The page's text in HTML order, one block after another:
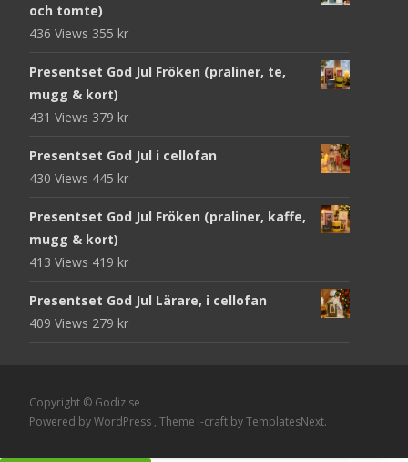
och tomte)
436 Views 355 kr
Presentset God Jul Fröken (praliner, te,
mugg & kort)
431 Views 379 kr
Presentset God Jul i cellofan
430 Views 445 kr
Presentset God Jul Fröken (praliner, kaffe,
mugg & kort)
413 Views 419 kr
Presentset God Jul Lärare, i cellofan
409 Views 279 kr
Copyright © Godiz.se
Powered by WordPress , Theme i-craft by TemplatesNext.